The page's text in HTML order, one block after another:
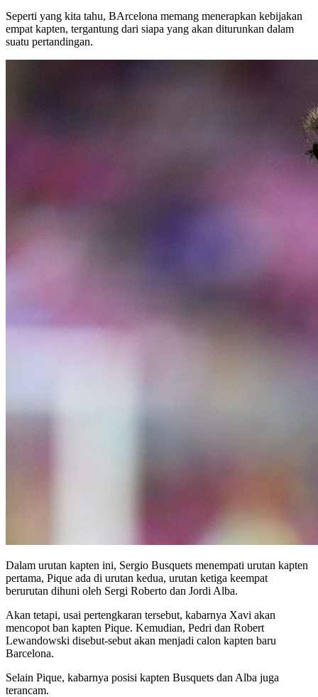
Seperti yang kita tahu, BArcelona memang menerapkan kebijakan
empat kapten, tergantung dari siapa yang akan diturunkan dalam
suatu pertandingan.
Dalam urutan kapten ini, Sergio Busquets menempati urutan kapten
pertama, Pique ada di urutan kedua, urutan ketiga keempat
berurutan dihuni oleh Sergi Roberto dan Jordi Alba.
Akan tetapi, usai pertengkaran tersebut, kabarnya Xavi akan
mencopot ban kapten Pique. Kemudian, Pedri dan Robert
Lewandowski disebut-sebut akan menjadi calon kapten baru
Barcelona.
Selain Pique, kabarnya posisi kapten Busquets dan Alba juga
terancam.